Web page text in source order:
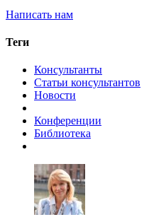
Написать нам
Теги
Консультанты
Статьи консультантов
Новости
Конференции
Библиотека